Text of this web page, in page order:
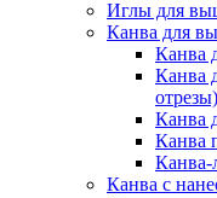
Иглы для
Канва для
Канва
Канва
отрезы)
Канва
Канва
Канва-
Канва с